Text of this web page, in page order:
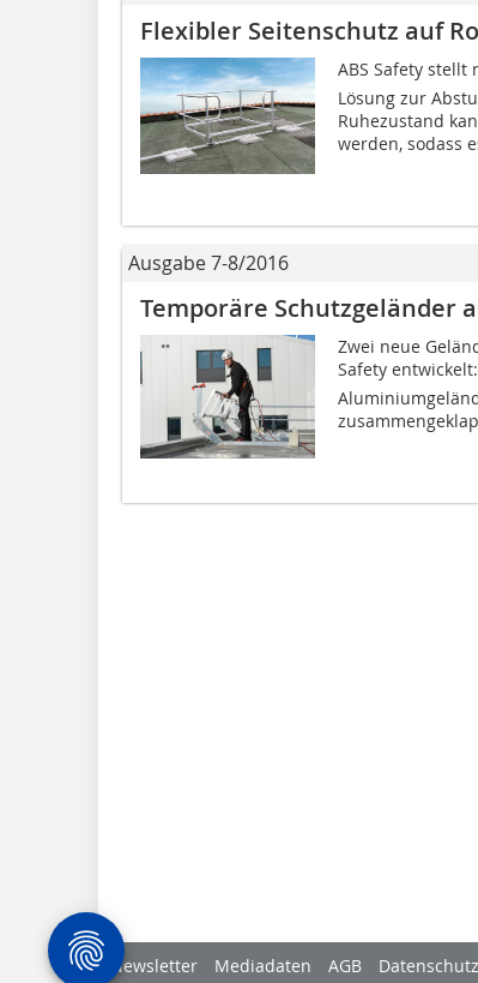
Flexibler Seitenschutz auf
ABS Safety stellt
Lösung zur
Ruhezustand
werden, sodass
Ausgabe 7-8/2016
Temporäre Schutzgeländer
Zwei neue
Safety entwickelt:
Newsletter Mediadaten AGB Datenschutz